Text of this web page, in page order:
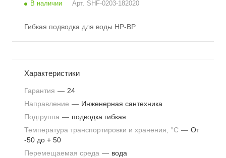
В наличии Арт. SHF-0203-182020
Гибкая подводка для воды НР-ВР
Характеристики
Гарантия — 24
Направление — Инженерная сантехника
Подгруппа — подводка гибкая
Температура транспортировки и хранения, °С — От
-50 до + 50
Перемещаемая среда — вода